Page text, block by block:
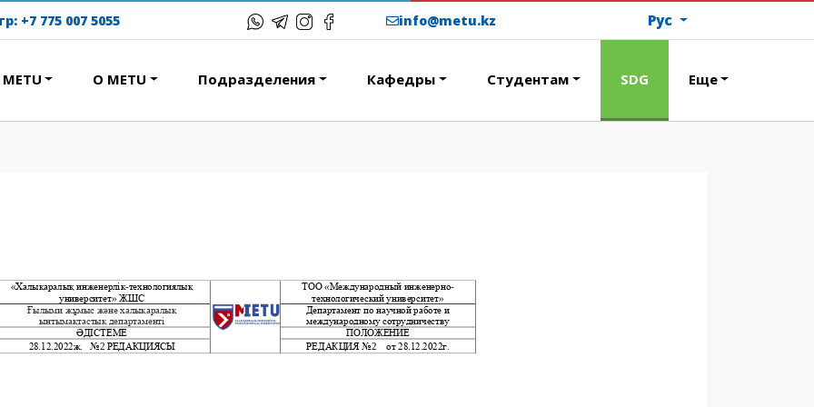
тур
studying
Courses
Докторантура
Второе высшее
Очное с применением
+7 775 007 5055 info@metu.kz Рус
О METU Подразделения Кафедры Студентам SDG Еще